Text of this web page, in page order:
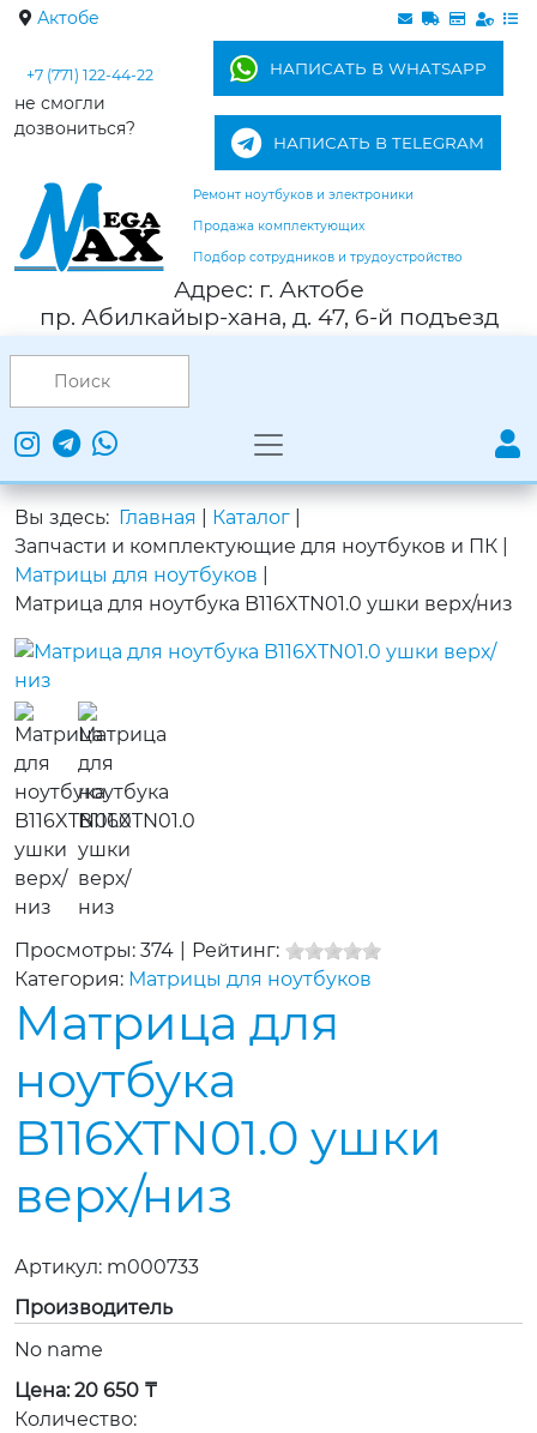
Актобе
+7 (771) 122-44-22
не смогли
дозвониться?
НАПИСАТЬ В WHATSAPP
НАПИСАТЬ В TELEGRAM
Ремонт ноутбуков и электроники
Продажа комплектующих
Подбор сотрудников и трудоустройство
Адрес: г. Актобе
пр. Абилкайыр-хана, д. 47, 6-й подъезд
Вы здесь: Главная Каталог
Запчасти и комплектующие для ноутбуков и ПК
Матрицы для ноутбуков
Матрица для ноутбука B116XTN01.0 ушки верх/низ
Просмотры: 374
Рейтинг:
Категория: Матрицы для ноутбуков
Матрица для
ноутбука
B116XTN01.0 ушки
верх/низ
Артикул: m000733
Производитель
No name
Цена: 20 650 ₸
Количество: